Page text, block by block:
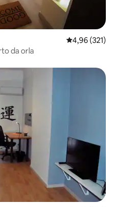
4,96 de uma
4,96 (321)
da orla